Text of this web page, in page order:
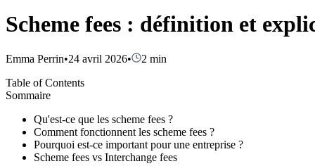
Scheme fees : définition et
Emma Perrin•24 avril 2026• 2 min
Table of Contents
Sommaire
Qu'est-ce que les scheme fees ?
Comment fonctionnent les scheme fees ?
Pourquoi est-ce important pour une entreprise ?
Scheme fees vs Interchange fees